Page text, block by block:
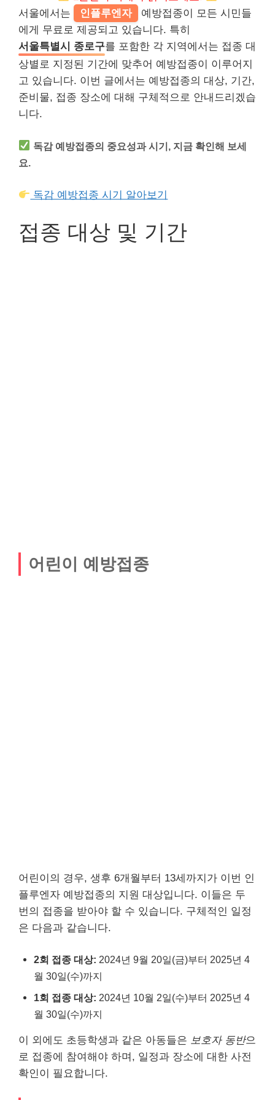
서울에서는
인플루엔자
예방접종이 모든 시민들
에게 무료로 제공되고 있습니다. 특히
서울특별시 종로구를 포함한 각 지역에서는 접종 대
상별로 지정된 기간에 맞추어 예방접종이 이루어지
고 있습니다. 이번 글에서는 예방접종의 대상, 기간,
준비물, 접종 장소에 대해 구체적으로 안내드리겠습
니다.
독감 예방접종의 중요성과 시기, 지금 확인해 보세
요.
독감 예방접종 시기 알아보기
접종 대상 및 기간
어린이 예방접종
어린이의 경우, 생후 6개월부터 13세까지가 이번 인
플루엔자 예방접종의 지원 대상입니다. 이들은 두
번의 접종을 받아야 할 수 있습니다. 구체적인 일정
은 다음과 같습니다.
2회 접종 대상: 2024년 9월 20일(금)부터 2025년 4
월 30일(수)까지
1회 접종 대상: 2024년 10월 2일(수)부터 2025년 4
월 30일(수)까지
이 외에도 초등학생과 같은 아동들은 보호자 동반으
로 접종에 참여해야 하며, 일정과 장소에 대한 사전
확인이 필요합니다.